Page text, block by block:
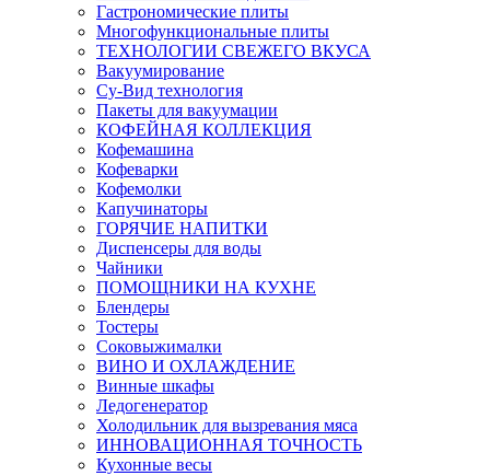
Гастрономические плиты
Многофункциональные плиты
ТЕХНОЛОГИИ СВЕЖЕГО ВКУСА
Вакуумирование
Су-Вид технология
Пакеты для вакуумации
КОФЕЙНАЯ КОЛЛЕКЦИЯ
Кофемашина
Кофеварки
Кофемолки
Капучинаторы
ГОРЯЧИЕ НАПИТКИ
Диспенсеры для воды
Чайники
ПОМОЩНИКИ НА КУХНЕ
Блендеры
Тостеры
Соковыжималки
ВИНО И ОХЛАЖДЕНИЕ
Винные шкафы
Ледогенератор
Холодильник для вызревания мяса
ИННОВАЦИОННАЯ ТОЧНОСТЬ
Кухонные весы